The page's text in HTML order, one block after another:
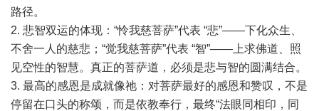
路径。
2. 悲智双运的体现：“怜我慈菩萨”代表 “悲”——下化众生、
不舍一人的慈悲；“觉我慈菩萨”代表 “智”——上求佛道、照
见空性的智慧。真正的菩萨道，必须是悲与智的圆满结合。
3. 最高的感恩是成就像祂：对菩萨最好的感恩和赞叹，不是
停留在口头的称颂，而是依教奉行，最终“法眼同相印，同